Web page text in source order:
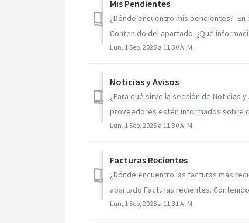
Mis Pendientes
¿Dónde encuentro mis pendientes?
Contenido del apartado ¿Qué
Lun, 1 Sep, 2025 a 11:30 A. M.
Noticias y Avisos
¿Para qué sirve la sección de Noticias
proveedores estén informados sobre
Lun, 1 Sep, 2025 a 11:30 A. M.
Facturas Recientes
¿Dónde encuentro las facturas más
apartado Facturas recientes.
Lun, 1 Sep, 2025 a 11:31 A. M.